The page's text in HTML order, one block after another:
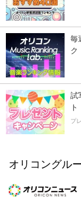
毎
ク
試
ト
プ
オリコングル